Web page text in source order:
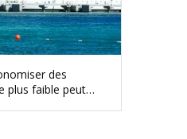
des
plus faible peut